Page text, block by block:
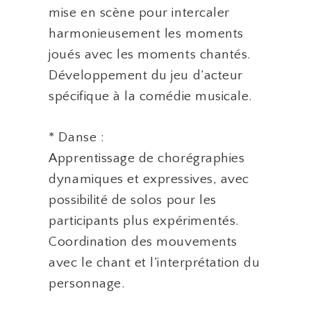
mise en scène pour intercaler
harmonieusement les moments
joués avec les moments chantés.
Développement du jeu d’acteur
spécifique à la comédie musicale.
* Danse :
Apprentissage de chorégraphies
dynamiques et expressives, avec
possibilité de solos pour les
participants plus expérimentés.
Coordination des mouvements
avec le chant et l’interprétation du
personnage.